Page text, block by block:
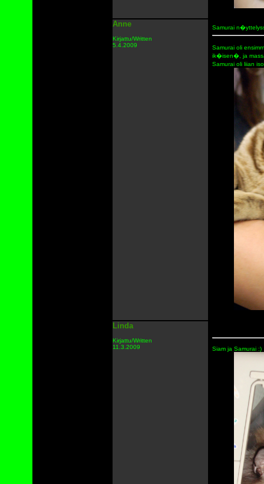
Anne
Kirjattu/Written
5.4.2009
Samurai
Samurai oli
ik�isen�, ja
Samurai oli liian
Linda
Kirjattu/Written
11.3.2009
Siam ja Samurai :)